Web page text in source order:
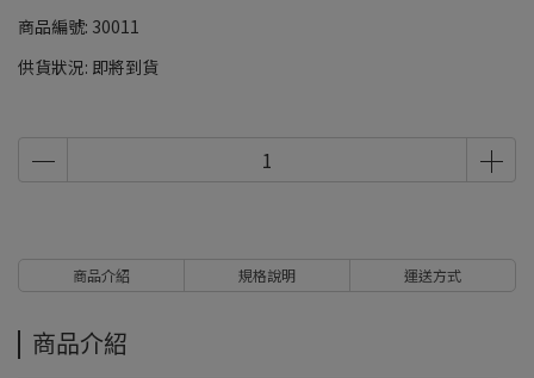
商品編號: 30011
供貨狀況: 即將到貨
商品介紹 規格說明 運送方式
商品介紹